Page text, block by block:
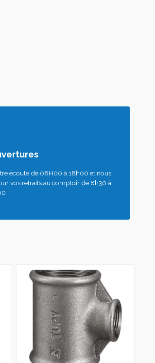
écoute de 08H00 à 18h00 et nous
vos retraits au comptoir de 8h30 à